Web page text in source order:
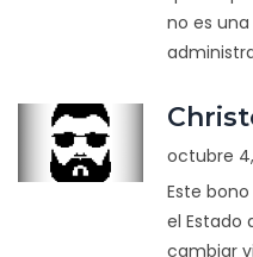
no es
octubre 4,
Este
el Estado
cambiar